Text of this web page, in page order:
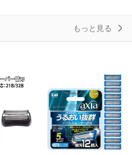
もっと見る